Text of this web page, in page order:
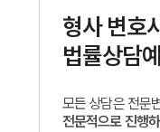
형사변호
법률상담
모든 상담은 전문
전문적으로 진행